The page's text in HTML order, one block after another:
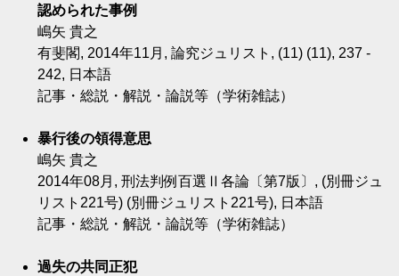
認められた事例
嶋矢 貴之
有斐閣, 2014年11月, 論究ジュリスト, (11) (11), 237 -
242, 日本語
記事・総説・解説・論説等（学術雑誌）
暴行後の領得意思
嶋矢 貴之
2014年08月, 刑法判例百選Ⅱ各論〔第7版〕, (別冊ジュ
リスト221号) (別冊ジュリスト221号), 日本語
記事・総説・解説・論説等（学術雑誌）
過失の共同正犯